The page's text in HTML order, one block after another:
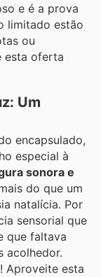
e é a prova
limitado estão
ou
esta oferta
Um
encapsulado,
especial à
sonora e
do que um
natalícia. Por
sensorial que
que faltava
acolhedor.
Aproveite esta